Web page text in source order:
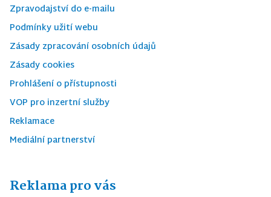
Zpravodajství do e-mailu
Podmínky užití webu
Zásady zpracování osobních údajů
Zásady cookies
Prohlášení o přístupnosti
VOP pro inzertní služby
Reklamace
Mediální partnerství
Reklama pro vás